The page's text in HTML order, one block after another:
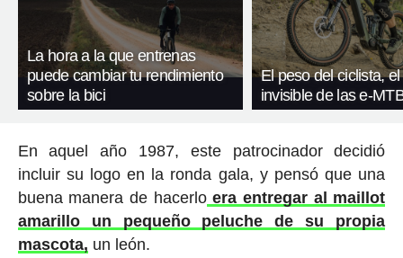
La hora a la que entrenas
puede cambiar tu rendimiento
sobre la bici
El peso del ciclista,
invisible de las e-
En aquel año 1987, este patrocinador decidió
incluir su logo en la ronda gala, y pensó que una
buena manera de hacerloera entregar al maillot
amarillo un pequeño peluche de su propia
mascota, un león.